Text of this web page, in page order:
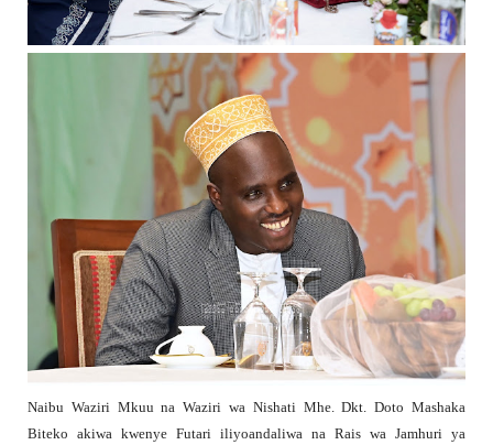
Naibu Waziri Mkuu na Waziri wa Nishati Mhe. Dkt. Doto Mashaka
Biteko akiwa kwenye Futari iliyoandaliwa na Rais wa Jamhuri ya